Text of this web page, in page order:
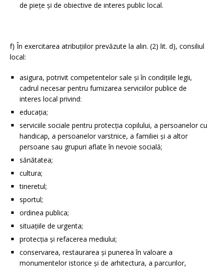
de pieţe şi de obiective de interes public local.
f) În exercitarea atribuţiilor prevăzute la alin. (2) lit. d), consiliul
local:
asigura, potrivit competentelor sale şi în condiţiile legii,
cadrul necesar pentru furnizarea serviciilor publice de
interes local privind:
educaţia;
serviciile sociale pentru protecţia copilului, a persoanelor cu
handicap, a persoanelor varstnice, a familiei şi a altor
persoane sau grupuri aflate în nevoie socială;
sănătatea;
cultura;
tineretul;
sportul;
ordinea publica;
situaţiile de urgenta;
protecţia şi refacerea mediului;
conservarea, restaurarea şi punerea în valoare a
monumentelor istorice şi de arhitectura, a parcurilor,